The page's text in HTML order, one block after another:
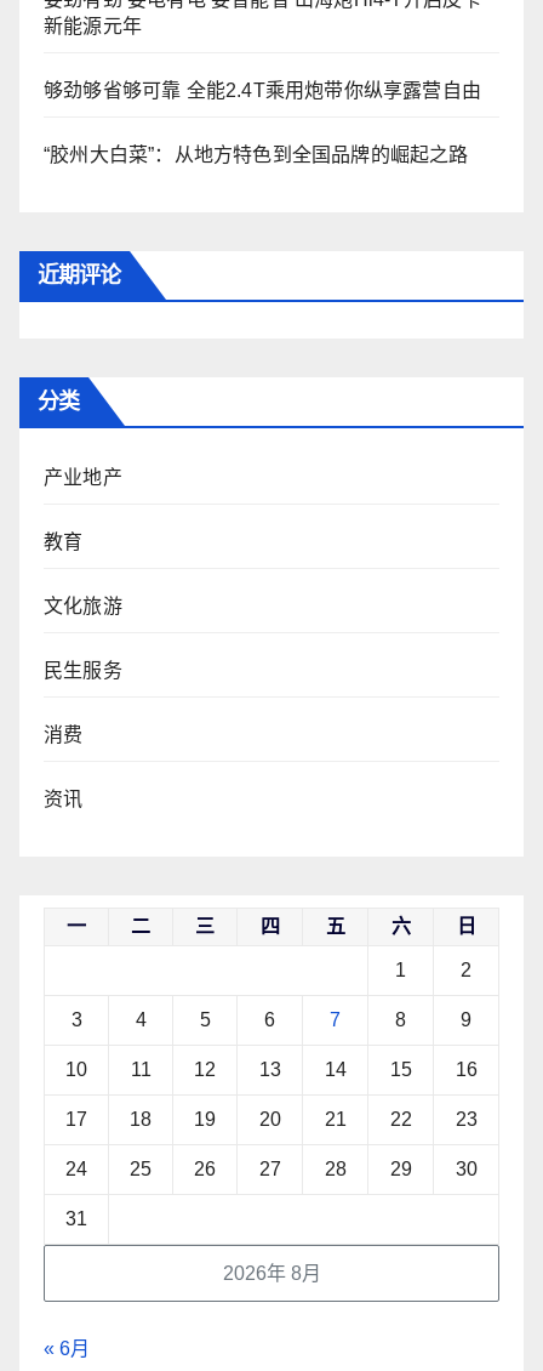
新能源元年
够劲够省够可靠 全能2.4T乘用炮带你纵享露营自由
“胶州大白菜”：从地方特色到全国品牌的崛起之路
近期评论
分类
产业地产
教育
文化旅游
民生服务
消费
资讯
2026年 8月
一 二 三 四 五 六 日
1 2
3 4 5 6 7 8 9
10 11 12 13 14 15 16
17 18 19 20 21 22 23
24 25 26 27 28 29 30
31
« 6月